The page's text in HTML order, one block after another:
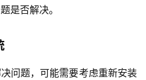
是否解决。
问题，可能需要考虑重新安装